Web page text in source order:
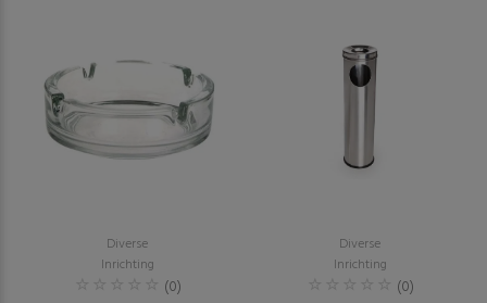
Diverse
Inrichting
(0)
Diverse
Inrichting
(0)